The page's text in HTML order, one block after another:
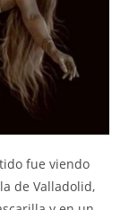
fue viendo
de Valladolid,